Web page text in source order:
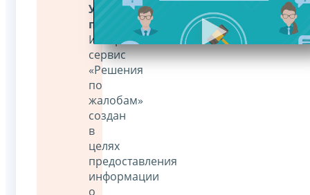
Уважаемые
пользователи!
Интернет-
сервис
«Решения
по
жалобам»
создан
в
целях
предоставления
информации
о